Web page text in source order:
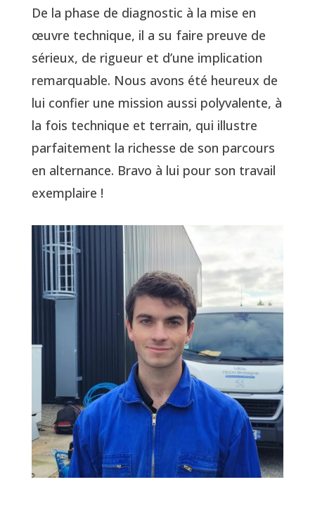
De la phase de diagnostic à la mise en
œuvre technique, il a su faire preuve de
sérieux, de rigueur et d’une implication
remarquable. Nous avons été heureux de
lui confier une mission aussi polyvalente, à
la fois technique et terrain, qui illustre
parfaitement la richesse de son parcours
en alternance. Bravo à lui pour son travail
exemplaire !